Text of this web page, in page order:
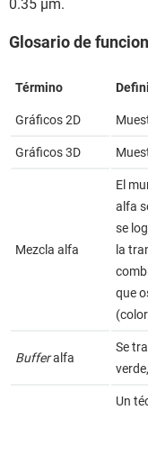
0.35 µm.
Glosario de
Término
Gráficos 2D
Gráficos 3D
Mezcla alfa
El
alfa
se
la
que
Bufferalfa
Se
Un